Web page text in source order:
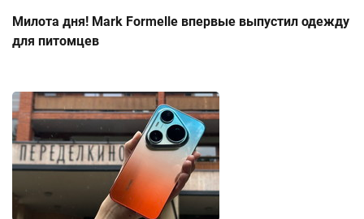
Милота дня! Mark Formelle впервые выпустил одежду
для питомцев